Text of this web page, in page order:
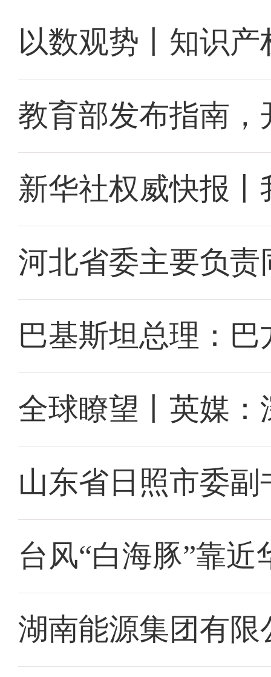
以数观势丨知识
教育部发布指南
新华社权威快报
河北省委主要负
巴基斯坦总理：
全球瞭望丨英媒
山东省日照市委
台风“白海豚”靠近
湖南能源集团有